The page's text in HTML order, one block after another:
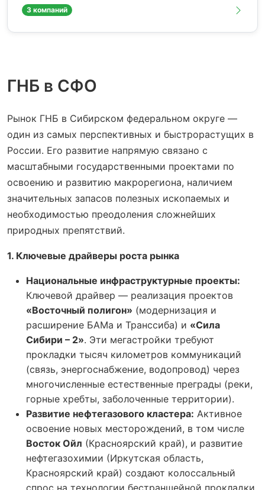
3 компаний
ГНБ в СФО
Рынок ГНБ в Сибирском федеральном округе —
один из самых перспективных и быстрорастущих в
России. Его развитие напрямую связано с
масштабными государственными проектами по
освоению и развитию макрорегиона, наличием
значительных запасов полезных ископаемых и
необходимостью преодоления сложнейших
природных препятствий.
1. Ключевые драйверы роста рынка
Национальные инфраструктурные проекты:
Ключевой драйвер — реализация проектов
«Восточный полигон» (модернизация и
расширение БАМа и Транссиба) и «Сила
Сибири – 2». Эти мегастройки требуют
прокладки тысяч километров коммуникаций
(связь, энергоснабжение, водопровод) через
многочисленные естественные преграды (реки,
горные хребты, заболоченные территории).
Развитие нефтегазового кластера: Активное
освоение новых месторождений, в том числе
Восток Ойл (Красноярский край), и развитие
нефтегазохимии (Иркутская область,
Красноярский край) создают колоссальный
спрос на технологии бестраншейной прокладки